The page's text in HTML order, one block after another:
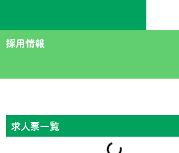
を
ス
プ
採用情報
求人票一覧